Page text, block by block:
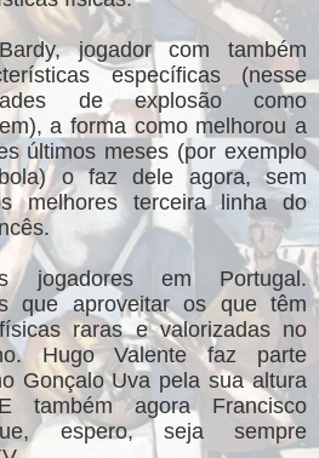
jogador com também
específicas (nesse
de explosão como
a forma como melhorou a
últimos meses (por exemplo
o faz dele agora, sem
melhores terceira linha do
jogadores em Portugal.
que aproveitar os que têm
raras e valorizadas no
Hugo Valente faz parte
Gonçalo Uva pela sua altura
também agora Francisco
espero, seja sempre